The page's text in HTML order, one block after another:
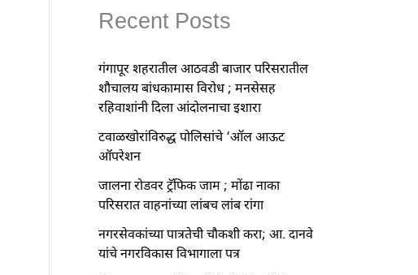
Recent Posts
गंगापूर शहरातील आठवडी बाजार परिसरातील
शौचालय बांधकामास विरोध ; मनसेसह
रहिवाशांनी दिला आंदोलनाचा इशारा
टवाळखोरांविरुद्ध पोलिसांचे ‘ऑल आऊट
ऑपरेशन
जालना रोडवर ट्रॅफिक जाम ; मोंढा नाका
परिसरात वाहनांच्या लांबच लांब रांगा
नगरसेवकांच्या पात्रतेची चौकशी करा; आ. दानवे
यांचे नगरविकास विभागाला पत्र